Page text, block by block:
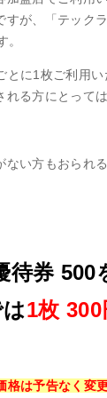
が、「テック
に1枚ご利用
る方にとって
い方もおられる
待券 500
1枚 300
は予告なく変